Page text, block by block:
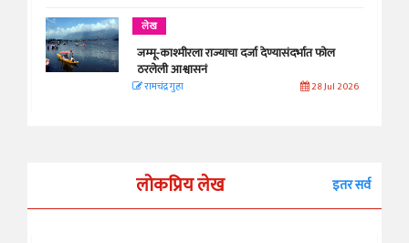
लेख
जम्मू-काश्मीरला राज्याचा दर्जा देण्यासंदर्भात फोल
ठरलेली आश्वासनं
रामचंद्र गुहा 28 Jul 2026
लोकप्रिय लेख इतर सर्व